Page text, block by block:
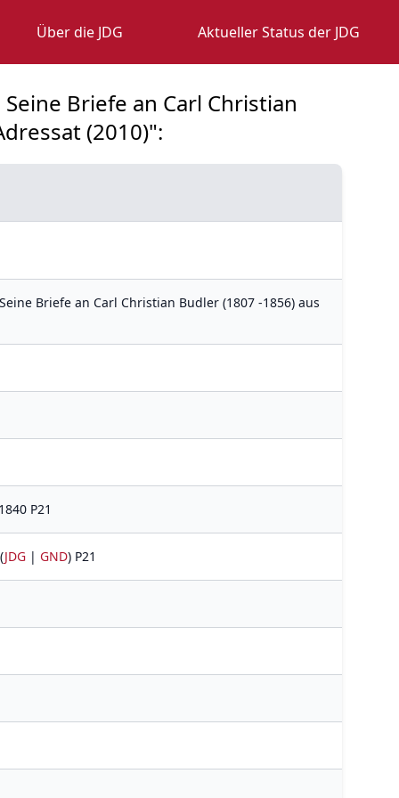
Über die JDG Aktueller Status der JDG
Briefe an Carl Christian
(2010)":
Briefe an Carl Christian Budler (1807 -1856) aus
P21
JDG | GND) P21